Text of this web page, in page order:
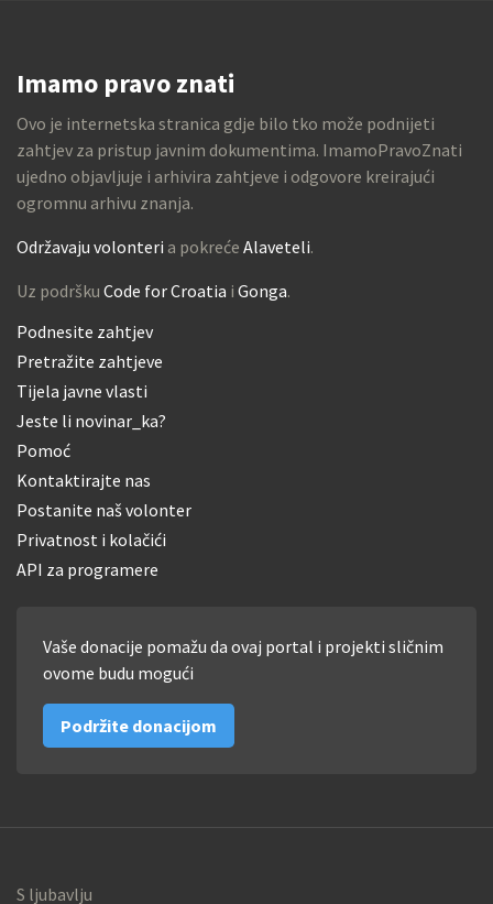
Imamo pravo znati
Ovo je internetska stranica gdje bilo tko može podnijeti
zahtjev za pristup javnim dokumentima. ImamoPravoZnati
ujedno objavljuje i arhivira zahtjeve i odgovore kreirajući
ogromnu arhivu znanja.
Održavaju volonteri a pokreće Alaveteli.
Uz podršku Code for Croatia i Gonga.
Podnesite zahtjev
Pretražite zahtjeve
Tijela javne vlasti
Jeste li novinar_ka?
Pomoć
Kontaktirajte nas
Postanite naš volonter
Privatnost i kolačići
API za programere
Vaše donacije pomažu da ovaj portal i projekti sličnim
ovome budu mogući
Podržite donacijom
S ljubavlju